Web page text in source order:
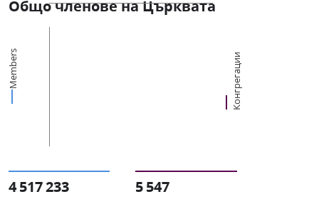
Общо членове на Църквата
Members Конгрегации
4 517 233 5 547